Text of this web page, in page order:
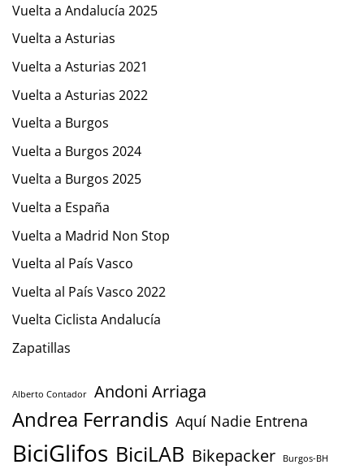
Vuelta a Andalucía 2025
Vuelta a Asturias
Vuelta a Asturias 2021
Vuelta a Asturias 2022
Vuelta a Burgos
Vuelta a Burgos 2024
Vuelta a Burgos 2025
Vuelta a España
Vuelta a Madrid Non Stop
Vuelta al País Vasco
Vuelta al País Vasco 2022
Vuelta Ciclista Andalucía
Zapatillas
Alberto Contador Andoni Arriaga
Andrea Ferrandis Aquí Nadie Entrena
BiciGlifos BiciLAB Bikepacker Burgos-BH